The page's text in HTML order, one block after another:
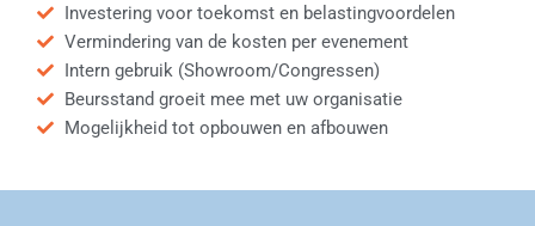
Investering voor toekomst en belastingvoordelen
Vermindering van de kosten per evenement
Intern gebruik (Showroom/Congressen)
Beursstand groeit mee met uw organisatie
Mogelijkheid tot opbouwen en afbouwen